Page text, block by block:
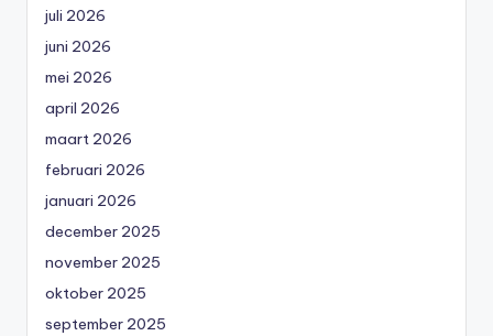
juli 2026
juni 2026
mei 2026
april 2026
maart 2026
februari 2026
januari 2026
december 2025
november 2025
oktober 2025
september 2025